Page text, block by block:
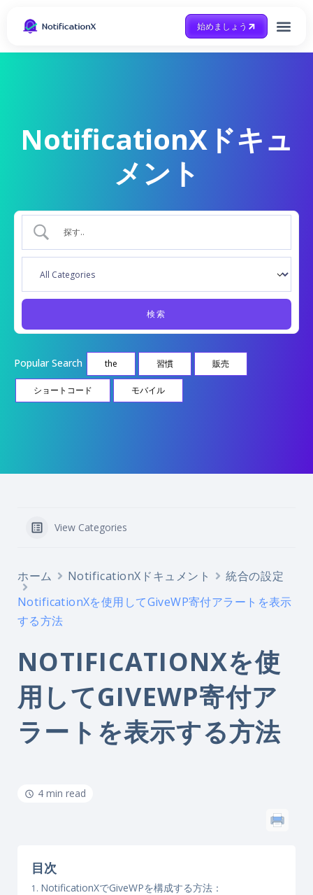
始めましょう
NotificationXドキュ
メント
Popular Search the 習慣 販売
ショートコード モバイル
View Categories
ホーム NotificationXドキュメント
統合の設定
NotificationXを使用してGiveWP寄付アラートを表示
する方法
NOTIFICATIONXを使
用してGIVEWP寄付ア
ラートを表示する方法
4 min read
目次
NotificationXでGiveWPを構成する方法：